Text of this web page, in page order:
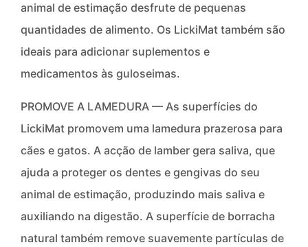
animal de estimação desfrute de pequenas
quantidades de alimento. Os LickiMat também são
ideais para adicionar suplementos e
medicamentos às guloseimas.
PROMOVE A LAMEDURA — As superfícies do
LickiMat promovem uma lamedura prazerosa para
cães e gatos. A acção de lamber gera saliva, que
ajuda a proteger os dentes e gengivas do seu
animal de estimação, produzindo mais saliva e
auxiliando na digestão. A superfície de borracha
natural também remove suavemente partículas de